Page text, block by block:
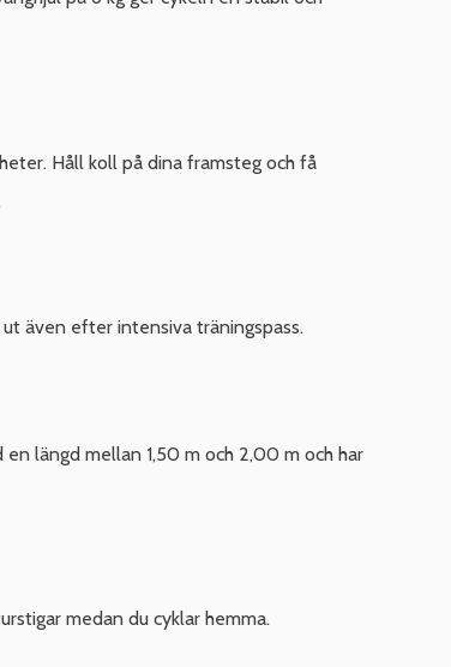
Håll koll på dina framsteg och få
även efter intensiva träningspass.
längd mellan 1,50 m och 2,00 m och har
medan du cyklar hemma.